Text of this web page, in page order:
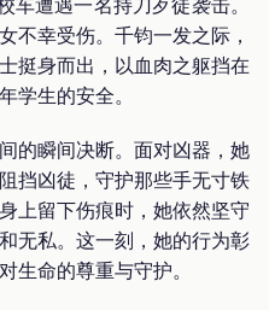
不幸受伤。千钧一发之际，
挺身而出，以血肉之躯挡在
学生的安全。
的瞬间决断。面对凶器，她
挡凶徒，守护那些手无寸铁
上留下伤痕时，她依然坚守
无私。这一刻，她的行为彰
命的尊重与守护。